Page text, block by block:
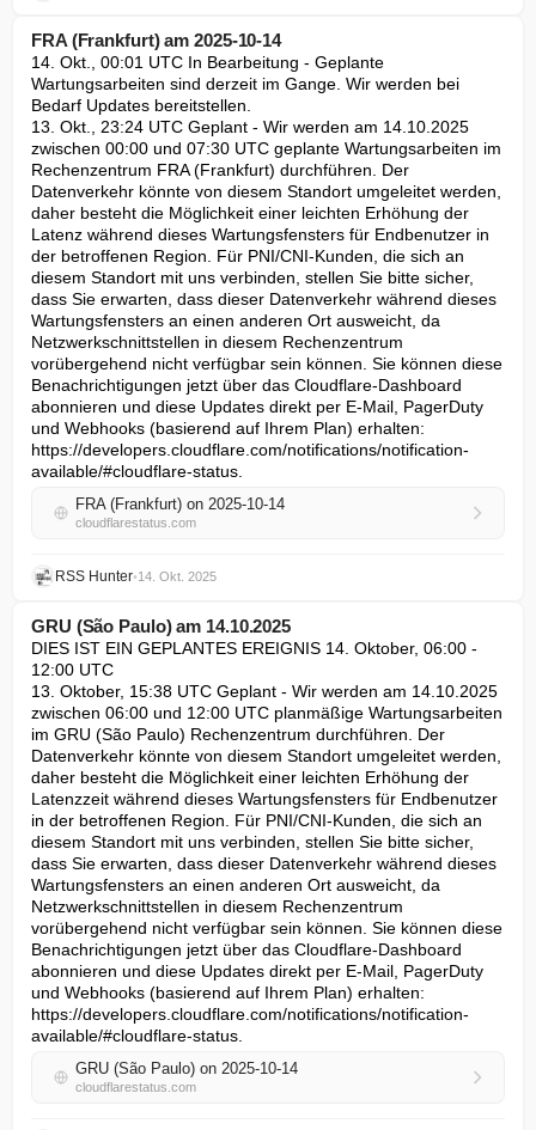
FRA (Frankfurt) am 2025-10-14
14. Okt., 00:01 UTC In Bearbeitung - Geplante
Wartungsarbeiten sind derzeit im Gange. Wir werden bei
Bedarf Updates bereitstellen.
13. Okt., 23:24 UTC Geplant - Wir werden am 14.10.2025
zwischen 00:00 und 07:30 UTC geplante Wartungsarbeiten im
Rechenzentrum FRA (Frankfurt) durchführen. Der
Datenverkehr könnte von diesem Standort umgeleitet werden,
daher besteht die Möglichkeit einer leichten Erhöhung der
Latenz während dieses Wartungsfensters für Endbenutzer in
der betroffenen Region. Für PNI/CNI-Kunden, die sich an
diesem Standort mit uns verbinden, stellen Sie bitte sicher,
dass Sie erwarten, dass dieser Datenverkehr während dieses
Wartungsfensters an einen anderen Ort ausweicht, da
Netzwerkschnittstellen in diesem Rechenzentrum
vorübergehend nicht verfügbar sein können. Sie können diese
Benachrichtigungen jetzt über das Cloudflare-Dashboard
abonnieren und diese Updates direkt per E-Mail, PagerDuty
und Webhooks (basierend auf Ihrem Plan) erhalten:
https://developers.cloudflare.com/notifications/notification-
available/#cloudflare-status.
FRA (Frankfurt) on 2025-10-14
cloudflarestatus.com
RSS Hunter•14. Okt. 2025
GRU (São Paulo) am 14.10.2025
DIES IST EIN GEPLANTES EREIGNIS 14. Oktober, 06:00 -
12:00 UTC
13. Oktober, 15:38 UTC Geplant - Wir werden am 14.10.2025
zwischen 06:00 und 12:00 UTC planmäßige Wartungsarbeiten
im GRU (São Paulo) Rechenzentrum durchführen. Der
Datenverkehr könnte von diesem Standort umgeleitet werden,
daher besteht die Möglichkeit einer leichten Erhöhung der
Latenzzeit während dieses Wartungsfensters für Endbenutzer
in der betroffenen Region. Für PNI/CNI-Kunden, die sich an
diesem Standort mit uns verbinden, stellen Sie bitte sicher,
dass Sie erwarten, dass dieser Datenverkehr während dieses
Wartungsfensters an einen anderen Ort ausweicht, da
Netzwerkschnittstellen in diesem Rechenzentrum
vorübergehend nicht verfügbar sein können. Sie können diese
Benachrichtigungen jetzt über das Cloudflare-Dashboard
abonnieren und diese Updates direkt per E-Mail, PagerDuty
und Webhooks (basierend auf Ihrem Plan) erhalten:
https://developers.cloudflare.com/notifications/notification-
available/#cloudflare-status.
GRU (São Paulo) on 2025-10-14
cloudflarestatus.com